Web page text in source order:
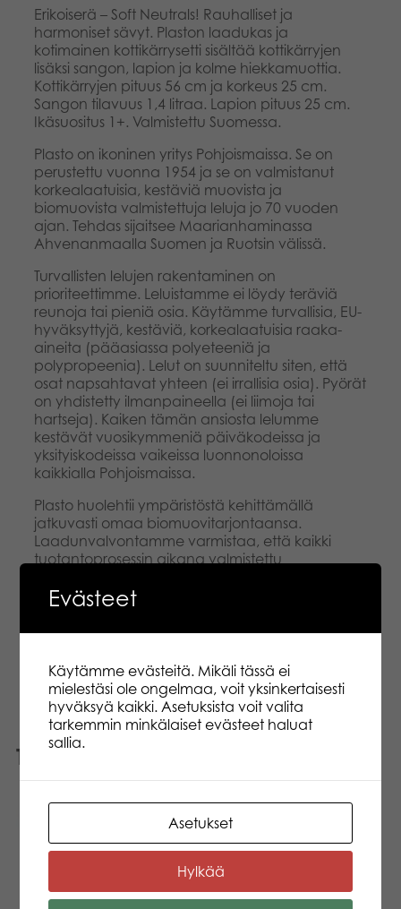
Erikoiserä – Soft Neutrals! Rauhalliset ja
harmoniset sävyt. Plaston laadukas ja
kotimainen kottikärrysetti sisältää kottikärryjen
lisäksi sangon, lapion ja kolme hiekkamuottia.
Kottikärryjen pituus 56 cm ja korkeus 25 cm.
Sangon tilavuus 1,4 litraa. Lapion pituus 25 cm.
Ikäsuositus 1+. Valmistettu Suomessa.
Plasto on ikoninen yritys Pohjoismaissa. Se on
perustettu vuonna 1954 ja se on valmistanut
korkealaatuisia, kestäviä muovista ja
biomuovista valmistettuja leluja jo 70 vuoden
ajan. Tehdas sijaitsee Maarianhaminassa
Ahvenanmaalla Suomen ja Ruotsin välissä.
Turvallisten lelujen rakentaminen on
prioriteettimme. Leluistamme ei löydy teräviä
reunoja tai pieniä osia. Käytämme turvallisia, EU-
hyväksyttyjä, kestäviä, korkealaatuisia raaka-
aineita (pääasiassa polyeteeniä ja
polypropeenia). Lelut on suunniteltu siten, että
osat napsahtavat yhteen (ei irrallisia osia). Pyörät
on yhdistetty ilmanpaineella (ei liimoja tai
hartseja). Kaiken tämän ansiosta lelumme
kestävät vuosikymmeniä päiväkodeissa ja
yksityiskodeissa vaikeissa luonnonoloissa
kaikkialla Pohjoismaissa.
Plasto huolehtii ympäristöstä kehittämällä
jatkuvasti omaa biomuovitarjontaansa.
Laadunvalvontamme varmistaa, että kaikki
tuotantoprosessin aikana valmistettu
uudelleen omassa tuotannossamme.
aurinkoenergialla, ja tehdas ja toimisto
kuumalla vedellä.
Tutustu myös
Evästeet
Käytämme evästeitä. Mikäli tässä ei
mielestäsi ole ongelmaa, voit yksinkertaisesti
hyväksyä kaikki. Asetuksista voit valita
tarkemmin minkälaiset evästeet haluat
sallia.
Asetukset
Hylkää